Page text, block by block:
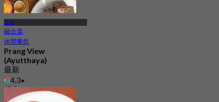
大城
融合菜
休閒餐飲
Prang View
(Ayutthaya)
最新
4.3
起฿ 372.5